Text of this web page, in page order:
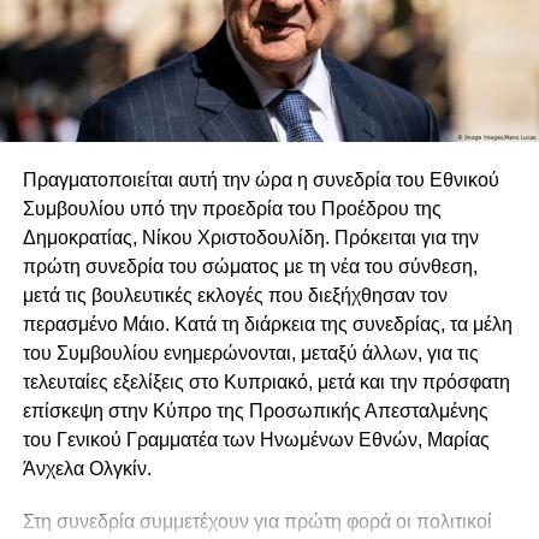
την ιδέα και αναγγέλλει ότι θα ανελάμβανε η ίδια τη
διοργάνωση του όλου εγχειρήματος. Το ΑΚΕΛ τότε, χάριν
της ενότητας, ακυρώνει τα δικά του σχέδια και καλεί τα
μέλη και τους οπαδούς του να ψηφίσουν υπέρ της
Ένωσης στο ενωτικό δημοψήφισμα της Εθναρχίας
πρόσκληση-πρόκληση της Εκκλησίας να αναλάβει αυτήν
τη διοργάνωση του δημοψηφίσματος (12 Δεκέμβρη 1949).
Έτσι η Εθναρχούσα Εκκλησία προχωρεί στη διοργάνωσή
του τον αμέσως επόμενο μήνα.
Στο παρόν άρθρο εξετάζονται ορισμένες πτυχές της
εκλογικής διαδικασίας του δημοψηφίσματος με βάση την
έκθεση τού τότε Βρετανού διοικητή της επαρχίας Λεμεσού,
Αrthur Frederick John Reddaway, έτσι όπως ο ιστορικός
ερευνητής και ακαδημαϊκός στο King’s College του
Πανεπιστημίου του Λονδίνου τα αναφέρει στο ερευνητικό
δημοψηφίσματος, ο Αrthur Reddaway υποβάλλει προς
Πραγματοποιείται αυτή την ώρα η συνεδρία του Εθνικού
Συμβουλίου υπό την προεδρία του Προέδρου της
Δημοκρατίας, Νίκου Χριστοδουλίδη. Πρόκειται για την
πρώτη συνεδρία του σώματος με τη νέα του σύνθεση,
μετά τις βουλευτικές εκλογές που διεξήχθησαν τον
περασμένο Μάιο. Κατά τη διάρκεια της συνεδρίας, τα μέλη
του Συμβουλίου ενημερώνονται, μεταξύ άλλων, για τις
τελευταίες εξελίξεις στο Κυπριακό, μετά και την πρόσφατη
επίσκεψη στην Κύπρο της Προσωπικής Απεσταλμένης
του Γενικού Γραμματέα των Ηνωμένων Εθνών, Μαρίας
Άνχελα Ολγκίν.
Στη συνεδρία συμμετέχουν για πρώτη φορά οι πολιτικοί